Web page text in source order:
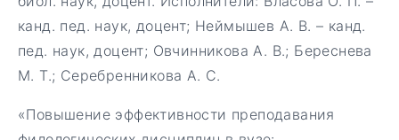
канд. пед. наук, доцент; Неймышев А. В. – канд.
пед. наук, доцент; Овчинникова А. В.; Береснева
М. Т.; Серебренникова А. С.
«Повышение эффективности преподавания